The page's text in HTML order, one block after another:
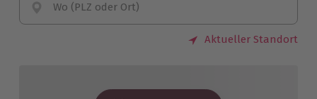
Wo (PLZ oder Ort)
Aktueller Standort